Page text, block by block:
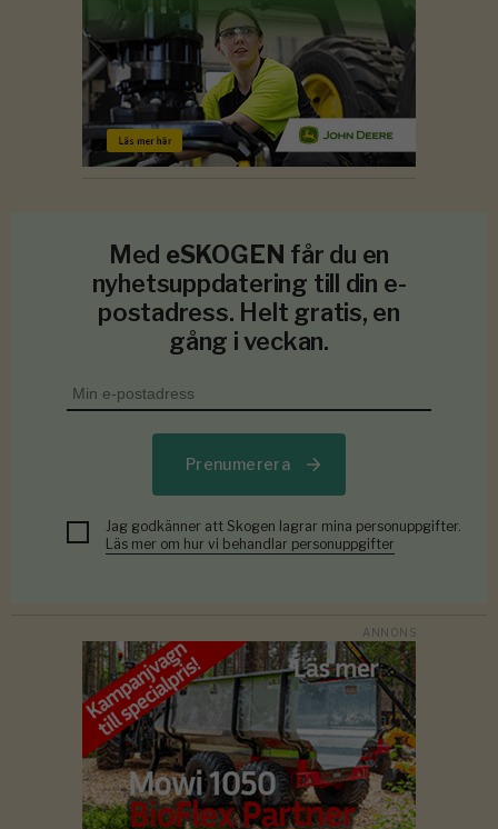
Med eSKOGEN får du en
nyhetsuppdatering till din e-
postadress. Helt gratis, en
gång i veckan.
Prenumerera
Jag godkänner att Skogen lagrar mina personuppgifter.
Läs mer om hur vi behandlar personuppgifter